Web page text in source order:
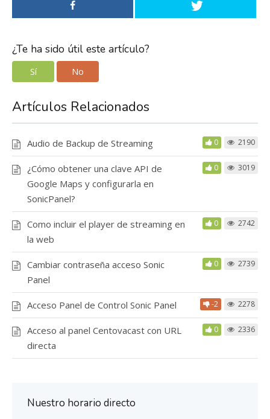
¿Te ha sido útil este artículo?
Sí No
Artículos Relacionados
Audio de Backup de Streaming 0 2190
¿Cómo obtener una clave API de
Google Maps y configurarla en
SonicPanel?
0 3019
Como incluir el player de streaming en
la web
0 2742
Cambiar contraseña acceso Sonic
Panel
0 2739
Acceso Panel de Control Sonic Panel -2 2278
Acceso al panel Centovacast con URL
directa
0 2336
Nuestro horario directo